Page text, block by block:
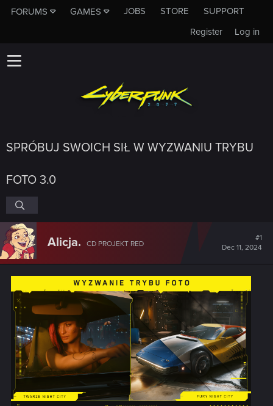
FORUMS GAMES JOBS STORE
SUPPORT
Log in
Register
SPRÓBUJ SWOICH SIŁ W WYZWANIU TRYBU
FOTO 3.0
Alicja. CD PROJEKT RED
#1
Dec 11, 2024